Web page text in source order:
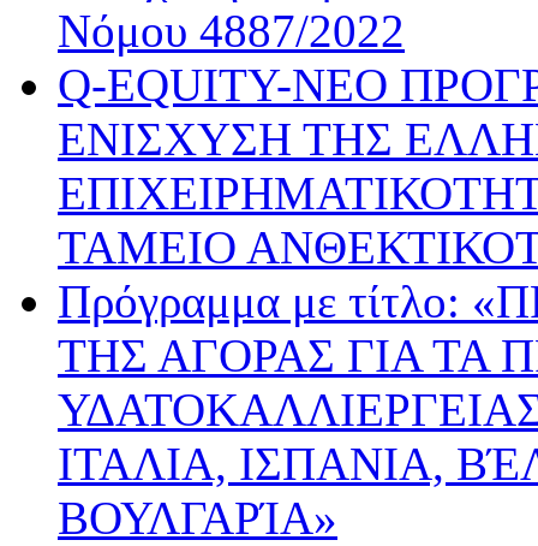
Νόμου 4887/2022
Q-EQUITY-ΝΕΟ
ΕΝΙΣΧΥΣΗ ΤΗΣ
ΤΑΜΕΙΟ
Πρόγραμμα με
ΤΗΣ ΑΓΟΡΑΣ ΓΙΑ ΤΑ
ΙΤΑΛΙΑ, ΙΣΠΑΝΙΑ,
ΒΟΥΛΓΑΡΊΑ»